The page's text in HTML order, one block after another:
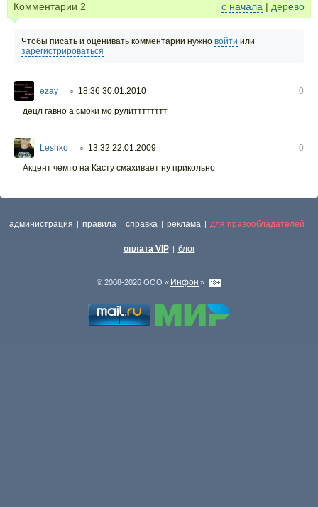
Комментарии 2 с начала | дерево
Чтобы писать и оценивать комментарии нужно войти или
зарегистрироваться
ezay ○ 18:36 30.01.2010
0
децл гавно а смоки мо рулитттттттт
Leshko ○ 13:32 22.01.2009
0
Акцент чемто на Касту смахивает ну прикольно
администрация | правила | справка | реклама | для правообладателей |
оплата VIP | блог
© 2008-2026 ООО « Инфон »